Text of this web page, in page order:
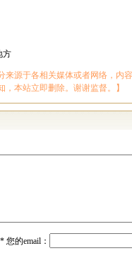
方
来源于各相关媒体或者网络，内
本站立即删除。谢谢监督。】
*您的email：